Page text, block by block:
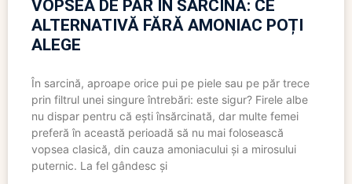
VOPSEA DE PĂR ÎN SARCINĂ: CE
ALTERNATIVĂ FĂRĂ AMONIAC POȚI
ALEGE
În sarcină, aproape orice pui pe piele sau pe păr trece
prin filtrul unei singure întrebări: este sigur? Firele albe
nu dispar pentru că ești însărcinată, dar multe femei
preferă în această perioadă să nu mai folosească
vopsea clasică, din cauza amoniacului și a mirosului
puternic. La fel gândesc și